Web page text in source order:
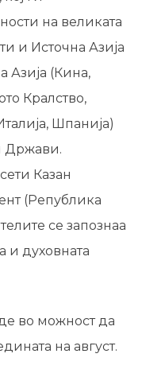
на великата
и Источна Азија
Азија (Кина,
Кралство,
Шпанија)
Држави.
Казан
(Република
се запознаа
и духовната
во можност да
на август.